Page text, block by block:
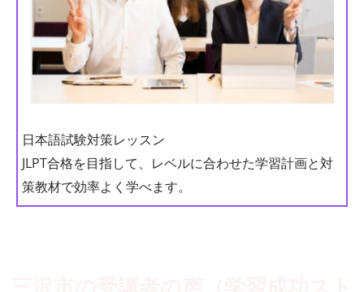
日本語試験対策レッスン
JLPT合格を目指して、レベルに合わせた学習計画と対
策教材で効率よく学べます。